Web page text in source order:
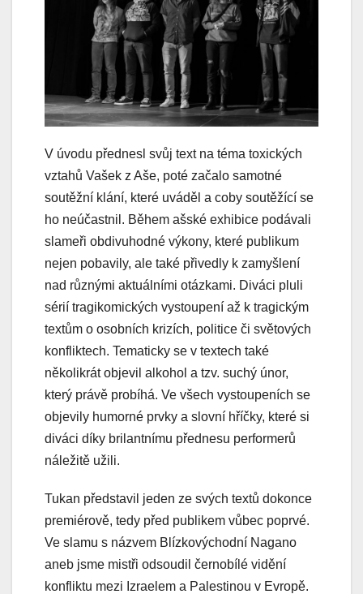
V úvodu přednesl svůj text na téma toxických
vztahů Vašek z Aše, poté začalo samotné
soutěžní klání, které uváděl a coby soutěžící se
ho neúčastnil. Během ašské exhibice podávali
slameři obdivuhodné výkony, které publikum
nejen pobavily, ale také přivedly k zamyšlení
nad různými aktuálními otázkami. Diváci pluli
sérií tragikomických vystoupení až k tragickým
textům o osobních krizích, politice či světových
konfliktech. Tematicky se v textech také
několikrát objevil alkohol a tzv. suchý únor,
který právě probíhá. Ve všech vystoupeních se
objevily humorné prvky a slovní hříčky, které si
diváci díky brilantnímu přednesu performerů
náležitě užili.
Tukan představil jeden ze svých textů dokonce
premiérově, tedy před publikem vůbec poprvé.
Ve slamu s názvem Blízkovýchodní Nagano
aneb jsme mistři odsoudil černobílé vidění
konfliktu mezi Izraelem a Palestinou v Evropě.